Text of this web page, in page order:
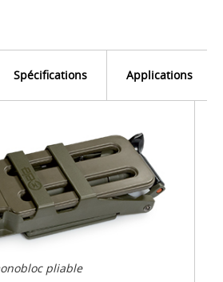
Spécifications Applications
pliable